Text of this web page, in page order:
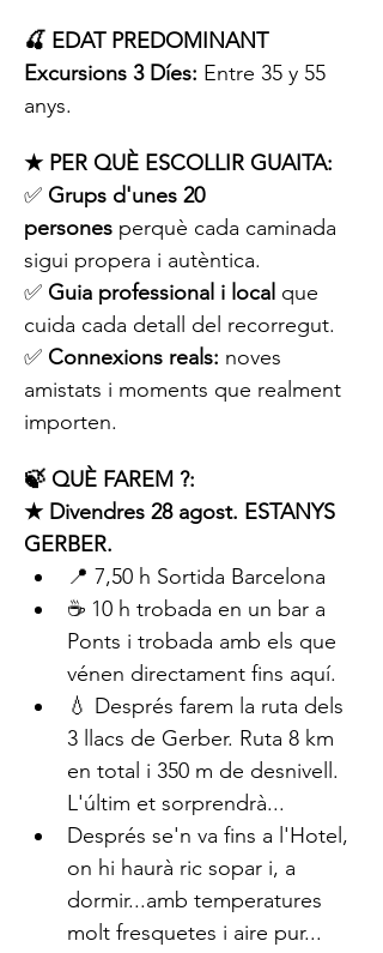
🍒 EDAT PREDOMINANT
Excursions 3 Díes: Entre 35 y 55
anys.
★ PER QUÈ ESCOLLIR GUAITA:
✅ Grups d'unes 20
persones perquè cada caminada
sigui propera i autèntica.
✅ Guia professional i local que
cuida cada detall del recorregut.
✅ Connexions reals: noves
amistats i moments que realment
importen.
🍃 QUÈ FAREM ?:
★ Divendres 28 agost. ESTANYS
GERBER.
📍 7,50 h Sortida Barcelona
☕️ 10 h trobada en un bar a
Ponts i trobada amb els que
vénen directament fins aquí.
💧 Després farem la ruta dels
3 llacs de Gerber. Ruta 8 km
en total i 350 m de desnivell.
L'últim et sorprendrà...
Després se'n va fins a l'Hotel,
on hi haurà ric sopar i, a
dormir...amb temperatures
molt fresquetes i aire pur...